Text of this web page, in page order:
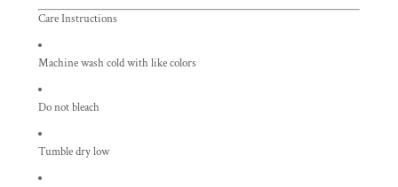
Care Instructions
Machine wash cold with like colors
Do not bleach
Tumble dry low